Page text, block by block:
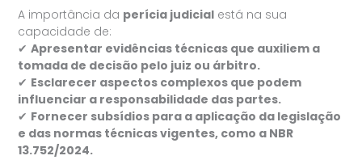
A importância da perícia judicial está na sua
capacidade de:
✔Apresentar evidências técnicas que auxiliem a
tomada de decisão pelo juiz ou árbitro.
✔ Esclarecer aspectos complexos que podem
influenciar a responsabilidade das partes.
✔ Fornecer subsídios para a aplicação da legislação
e das normas técnicas vigentes, como a NBR
13.752/2024.